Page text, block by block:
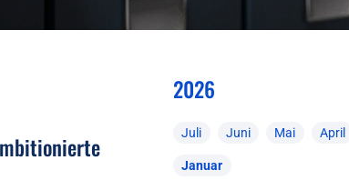
2026
Juli Juni Mai April
Januar